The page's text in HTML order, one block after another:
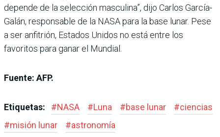
depende de la selección masculina”, dijo Carlos García-
Galán, responsable de la NASA para la base lunar. Pese
a ser anfitrión, Estados Unidos no está entre los
favoritos para ganar el Mundial.
Fuente: AFP.
Etiquetas: #NASA #Luna #base lunar #ciencias
#misión lunar #astronomía